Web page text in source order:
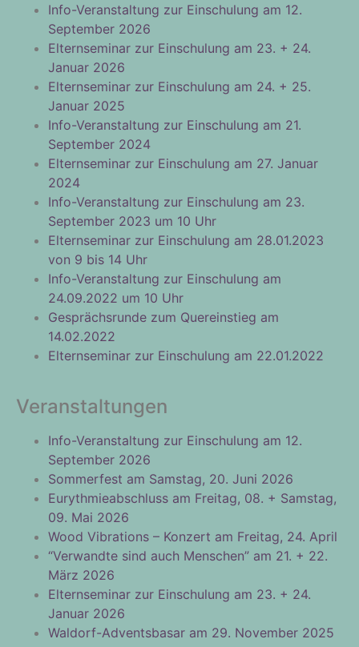
Info-Veranstaltung zur Einschulung am 12.
September 2026
Elternseminar zur Einschulung am 23. + 24.
Januar 2026
Elternseminar zur Einschulung am 24. + 25.
Januar 2025
Info-Veranstaltung zur Einschulung am 21.
September 2024
Elternseminar zur Einschulung am 27. Januar
2024
Info-Veranstaltung zur Einschulung am 23.
September 2023 um 10 Uhr
Elternseminar zur Einschulung am 28.01.2023
von 9 bis 14 Uhr
Info-Veranstaltung zur Einschulung am
24.09.2022 um 10 Uhr
Gesprächsrunde zum Quereinstieg am
14.02.2022
Elternseminar zur Einschulung am 22.01.2022
Veranstaltungen
Info-Veranstaltung zur Einschulung am 12.
September 2026
Sommerfest am Samstag, 20. Juni 2026
Eurythmieabschluss am Freitag, 08. + Samstag,
09. Mai 2026
Wood Vibrations – Konzert am Freitag, 24. April
“Verwandte sind auch Menschen” am 21. + 22.
März 2026
Elternseminar zur Einschulung am 23. + 24.
Januar 2026
Waldorf-Adventsbasar am 29. November 2025